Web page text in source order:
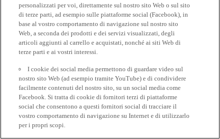
personalizzati per voi, direttamente sul nostro sito Web o sul sito
di terze parti, ad esempio sulle piattaforme social (Facebook), in
base al vostro comportamento di navigazione sul nostro sito
Web, a seconda dei prodotti e dei servizi visualizzati, degli
articoli aggiunti al carrello e acquistati, nonché ai siti Web di
terze parti e ai vostri interessi.
I cookie dei social media permettono di guardare video sul
nostro sito Web (ad esempio tramite YouTube) e di condividere
facilmente contenuti del nostro sito, su un social media come
Facebook. Si tratta di cookie di fornitori terzi di piattaforme
social che consentono a questi fornitori social di tracciare il
vostro comportamento di navigazione su Internet e di utilizzarlo
per i propri scopi.